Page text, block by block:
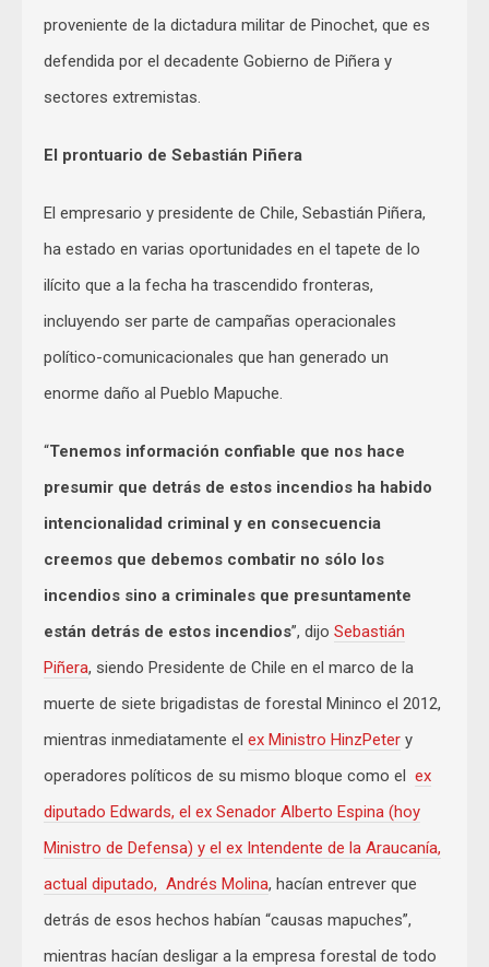
proveniente de la dictadura militar de Pinochet, que es
defendida por el decadente Gobierno de Piñera y
sectores extremistas.
El prontuario de Sebastián Piñera
El empresario y presidente de Chile, Sebastián Piñera,
ha estado en varias oportunidades en el tapete de lo
ilícito que a la fecha ha trascendido fronteras,
incluyendo ser parte de campañas operacionales
político-comunicacionales que han generado un
enorme daño al Pueblo Mapuche.
“Tenemos información confiable que nos hace
presumir que detrás de estos incendios ha habido
intencionalidad criminal y en consecuencia
creemos que debemos combatir no sólo los
incendios sino a criminales que presuntamente
están detrás de estos incendios”, dijo Sebastián
Piñera, siendo Presidente de Chile en el marco de la
muerte de siete brigadistas de forestal Mininco el 2012,
mientras inmediatamente el ex Ministro HinzPeter y
operadores políticos de su mismo bloque como el ex
diputado Edwards, el ex Senador Alberto Espina (hoy
Ministro de Defensa) y el ex Intendente de la Araucanía,
actual diputado, Andrés Molina, hacían entrever que
detrás de esos hechos habían “causas mapuches”,
mientras hacían desligar a la empresa forestal de todo